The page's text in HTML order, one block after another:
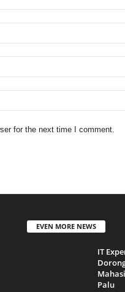
for the next time I comment.
EVEN MORE NEWS
IT
Palu